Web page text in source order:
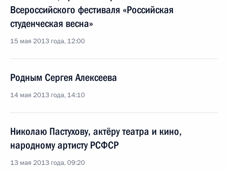
Всероссийского фестиваля «Российская
студенческая весна»
15 мая 2013 года, 12:00
Родным Сергея Алексеева
14 мая 2013 года, 14:10
Николаю Пастухову, актёру театра и кино,
народному артисту РСФСР
13 мая 2013 года, 09:20